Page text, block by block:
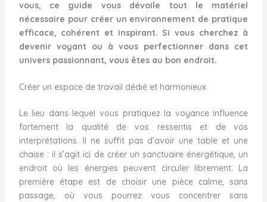
vous, ce guide vous dévoile tout le matériel
nécessaire pour créer un environnement de pratique
efficace, cohérent et inspirant. Si vous cherchez à
devenir voyant ou à vous perfectionner dans cet
univers passionnant, vous êtes au bon endroit.
Créer un espace de travail dédié et harmonieux
Le lieu dans lequel vous pratiquez la voyance influence
fortement la qualité de vos ressentis et de vos
interprétations. Il ne suffit pas d’avoir une table et une
chaise : il s’agit ici de créer un sanctuaire énergétique, un
endroit où les énergies peuvent circuler librement. La
première étape est de choisir une pièce calme, sans
passage, où vous pourrez vous concentrer sans